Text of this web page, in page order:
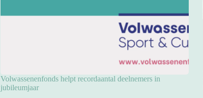
Volwassenenfonds helpt recordaantal deelnemers in
jubileumjaar